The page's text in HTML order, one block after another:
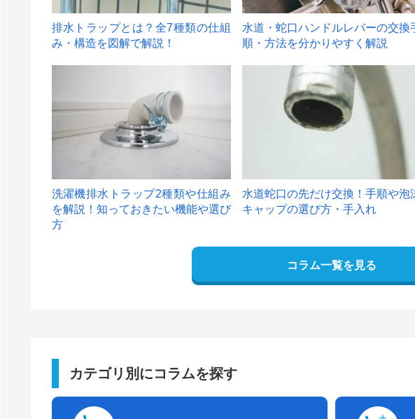
排水トラップとは？全7種類の仕組
み・構造を図解で解説！
水道・蛇口ハンドルレバーの交換
順・方法を分かりやすく解説
洗濯機排水トラップ2種類や仕組み
を解説！知っておきたい機能や選び
方
水道蛇口の先だけ交換！手順や泡
キャップの選び方・手入れ
コラム一覧を見る
カテゴリ別にコラムを探す